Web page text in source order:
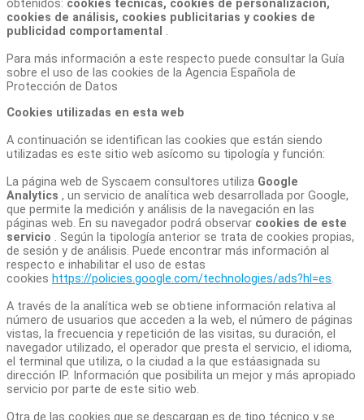
obtenidos: cookies técnicas, cookies de personalización,
cookies de análisis, cookies publicitarias y cookies de
publicidad comportamental .
Para más información a este respecto puede consultar la Guía
sobre el uso de las cookies de la Agencia Española de
Protección de Datos
Cookies utilizadas en esta web
A continuación se identifican las cookies que están siendo
utilizadas es este sitio web asícomo su tipología y función:
La página web de Syscaem consultores utiliza Google
Analytics , un servicio de analítica web desarrollada por Google,
que permite la medición y análisis de la navegación en las
páginas web. En su navegador podrá observar cookies de este
servicio . Según la tipología anterior se trata de cookies propias,
de sesión y de análisis. Puede encontrar más información al
respecto e inhabilitar el uso de estas
cookies https://policies.google.com/technologies/ads?hl=es.
A través de la analítica web se obtiene información relativa al
número de usuarios que acceden a la web, el número de páginas
vistas, la frecuencia y repetición de las visitas, su duración, el
navegador utilizado, el operador que presta el servicio, el idioma,
el terminal que utiliza, o la ciudad a la que estáasignada su
dirección IP. Información que posibilita un mejor y más apropiado
servicio por parte de este sitio web.
Otra de las cookies que se descargan es de tipo técnico y se